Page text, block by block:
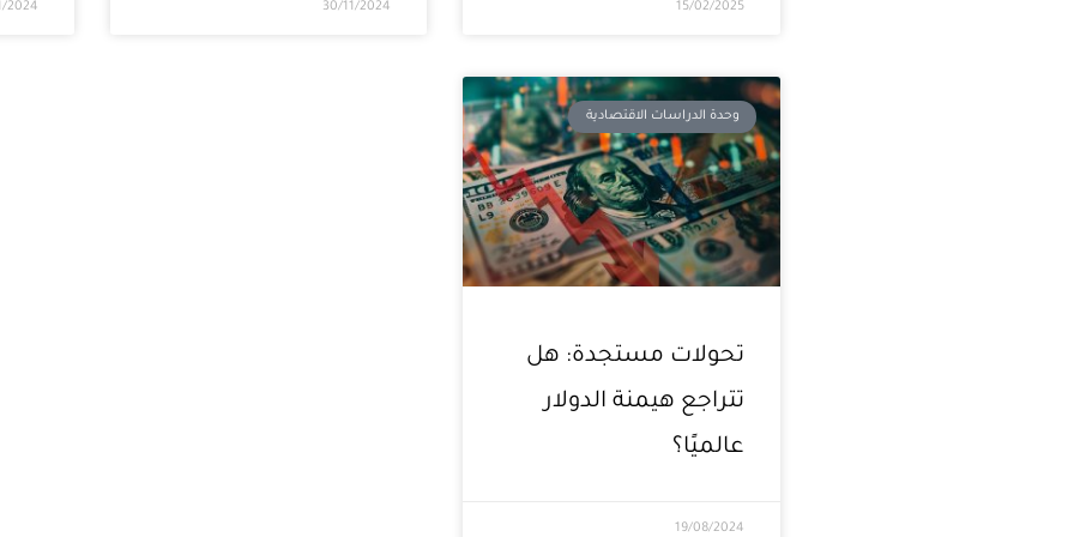
15/02/2025
30/11/2024
2024
وحدة الدراسات الاقتصادية
تحولات مستجدة: هل
تتراجع هيمنة الدولار
عالميًا؟
19/08/2024